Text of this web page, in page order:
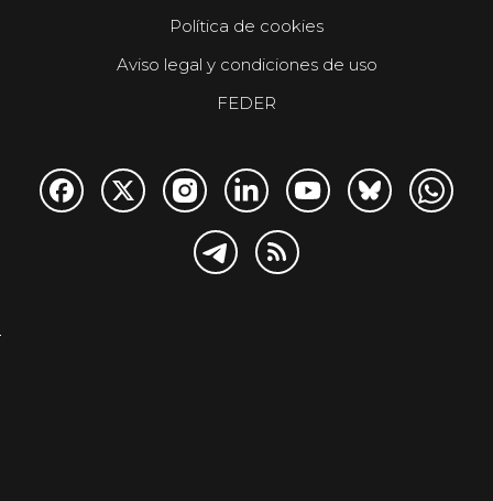
Política de cookies
Aviso legal y condiciones de uso
FEDER